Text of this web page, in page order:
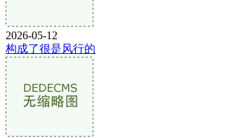
2026-05-12
构成了很是风行的